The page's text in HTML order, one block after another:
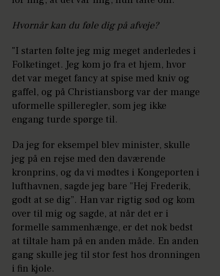
Hvornår kan du føle dig på afveje?
"I starten følte jeg mig meget anderledes i
Folketinget. Jeg kom jo fra et hjem, hvor
det var meget fancy at spise med kniv og
gaffel, og på Christiansborg var der mange
uformelle spilleregler, som jeg ikke
engang turde spørge til.
Da jeg for eksempel blev minister, skulle
jeg på en rejse med den daværende
kronprins, og da vi mødtes i Kongeporten i
lufthavnen, sagde jeg bare ”Hej Frederik,
godt at se dig”. Han var rigtig sød og kom
over til mig og sagde, at når det er i
formelle sammenhænge, er det nok bedst
at tiltale ham på en anden måde. En anden
gang skulle jeg til stor fest hos dronningen
i fin kjole.